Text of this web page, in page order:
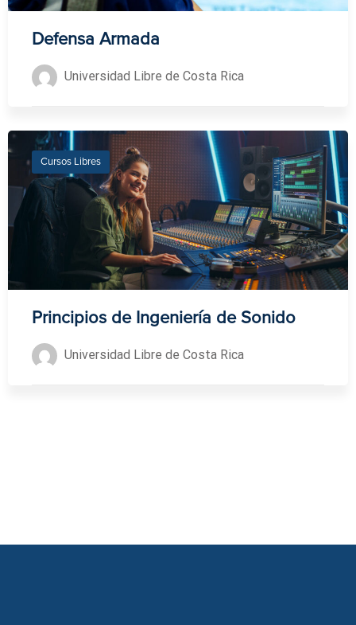
Defensa Armada
Universidad Libre de Costa Rica
Cursos Libres
Principios de Ingeniería de Sonido
Universidad Libre de Costa Rica